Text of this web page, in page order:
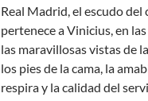
Real Madrid, el escudo
pertenece a Vinicius, en
las maravillosas vistas de
los pies de la cama, la
respira y la calidad del